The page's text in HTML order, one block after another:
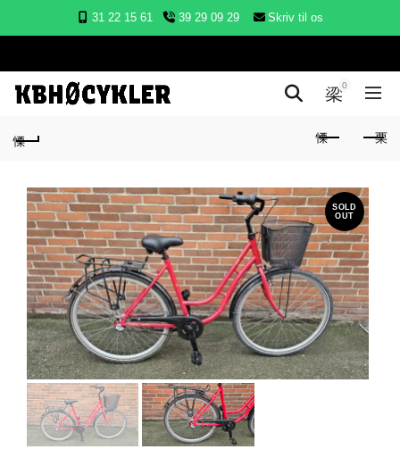
31 22 15 61 39 29 09 29 Skriv til os
0
SOLD
OUT